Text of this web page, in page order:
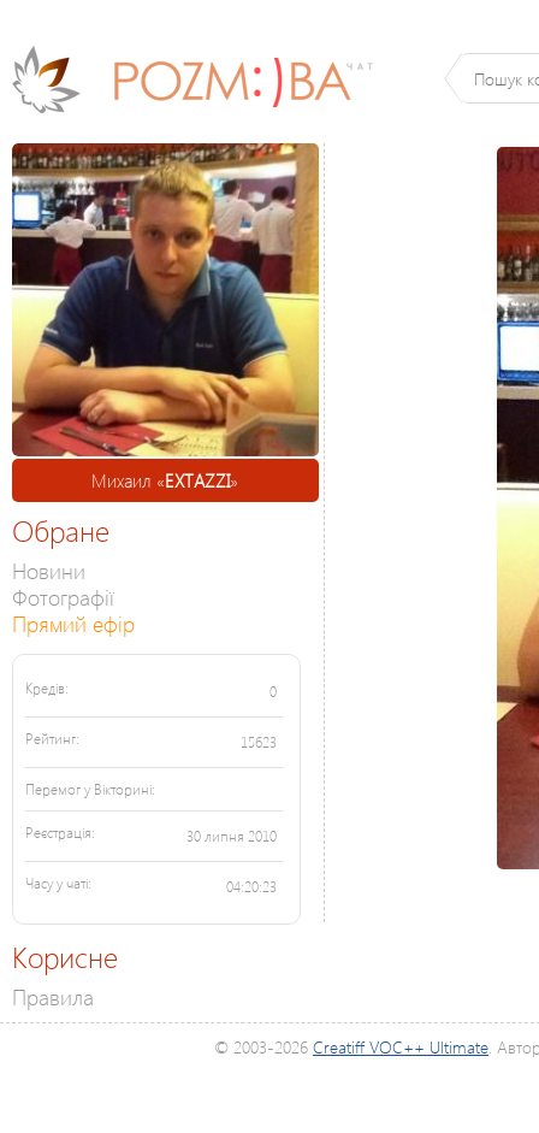
Михаил «EXTAZZI»
Обране
Новини
Фотографії
Прямий ефір
Кредів: 0
Рейтинг: 15623
Перемог у Вікторині:
Реєстрація: 30 липня 2010
Часу у чаті: 04:20:23
Корисне
Правила
© 2003-2026 Creatiff VOC++ Ultimate.